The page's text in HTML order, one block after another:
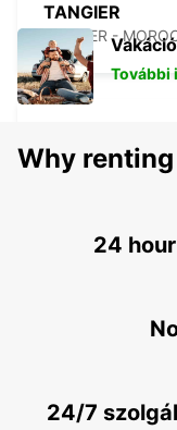
TANGIER
TANGIER -
TANGIER IBN
CONIL DE LA
További
Why
24
24/7